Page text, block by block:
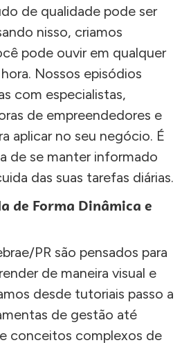
de qualidade pode ser
nisso, criamos
pode ouvir em qualquer
Nossos episódios
com especialistas,
de empreendedores e
aplicar no seu negócio. É
de se manter informado
das suas tarefas diárias.
de Forma Dinâmica e
PR são pensados para
de maneira visual e
desde tutoriais passo a
de gestão até
conceitos complexos de